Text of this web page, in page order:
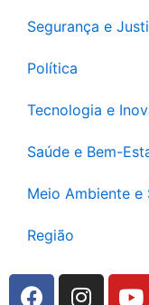
Segurança e
Política
Tecnologia e
Saúde e Bem-
Meio Ambiente e
Região
F
I
Y